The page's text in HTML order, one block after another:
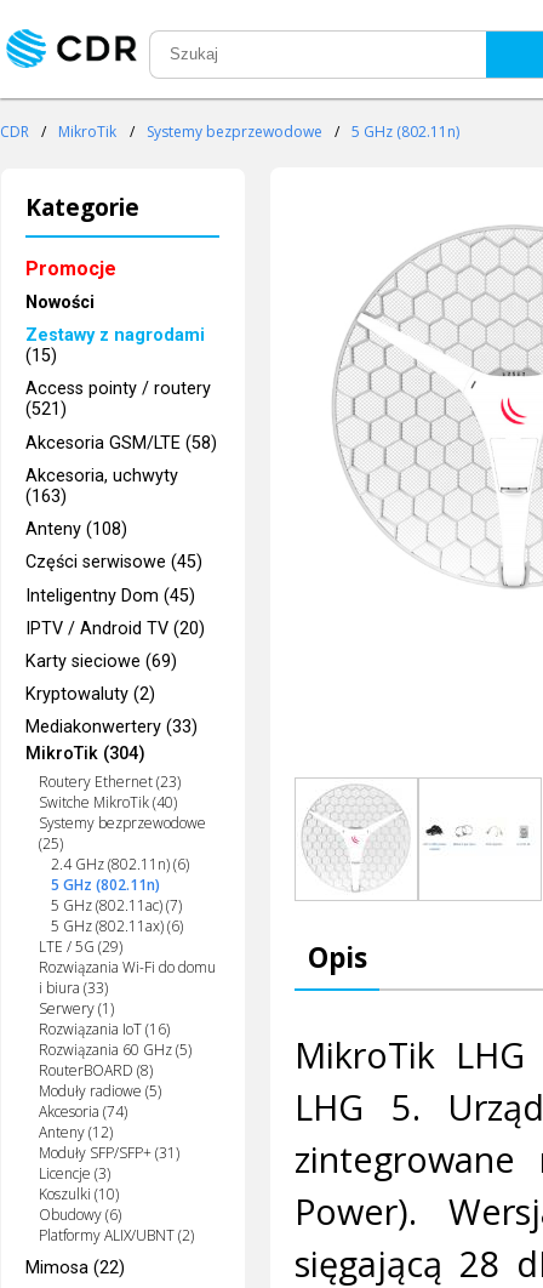
CDR / MikroTik / Systemy bezprzewodowe / 5 GHz (802.11n)
Kategorie
Promocje
Nowości
Zestawy z nagrodami
(15)
Access pointy / routery
(521)
Akcesoria GSM/LTE (58)
Akcesoria, uchwyty
(163)
Anteny (108)
Części serwisowe (45)
Inteligentny Dom (45)
IPTV / Android TV (20)
Karty sieciowe (69)
Kryptowaluty (2)
Mediakonwertery (33)
MikroTik (304)
Routery Ethernet (23)
Switche MikroTik (40)
Systemy bezprzewodowe
(25)
2.4 GHz (802.11n) (6)
5 GHz (802.11n)
5 GHz (802.11ac) (7)
5 GHz (802.11ax) (6)
LTE / 5G (29)
Rozwiązania Wi-Fi do domu
i biura (33)
Serwery (1)
Rozwiązania IoT (16)
Rozwiązania 60 GHz (5)
RouterBOARD (8)
Moduły radiowe (5)
Akcesoria (74)
Anteny (12)
Moduły SFP/SFP+ (31)
Licencje (3)
Koszulki (10)
Obudowy (6)
Platformy ALIX/UBNT (2)
Mimosa (22)
Opis
MikroTik
LHG 5.
Power).
sięgającą 28